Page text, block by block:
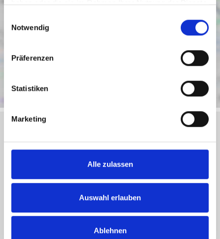
haben oder die sie im Rahmen Ihrer Nutzung der Dienste
Notwendig
Präferenzen
Statistiken
Marketing
Alle zulassen
Auswahl erlauben
Ablehnen
Objektanfrage
Sie haben noch Fragen zu dem Angebot oder wollen
einfach das untenstehende Formular vollständig aus und
wir setzen uns schnellstmöglich mit Ihnen in Verbindung.